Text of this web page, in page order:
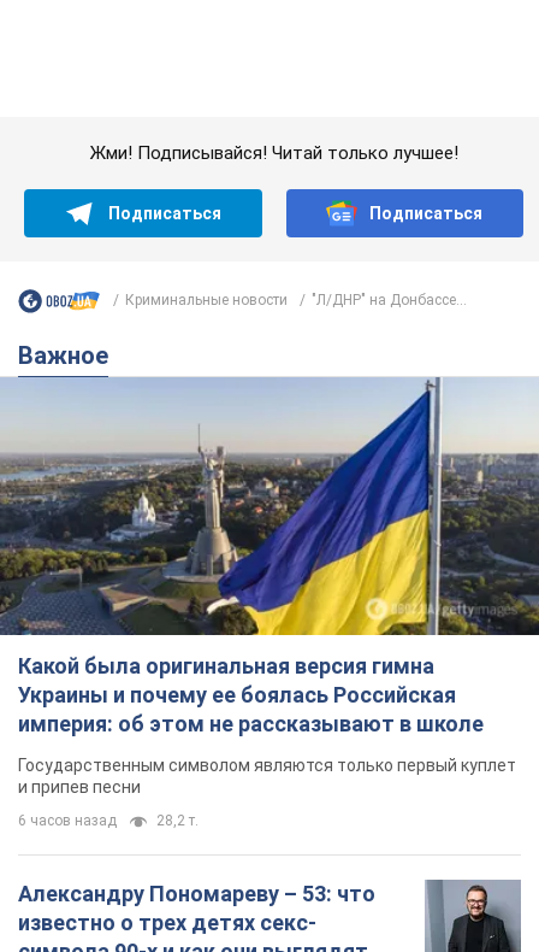
Какой была оригинальная версия гимна
Украины и почему ее боялась Российская
империя: об этом не рассказывают в школе
Государственным символом являются только первый куплет
и припев песни
6 часов назад 28,2 т.
Александру Пономареву – 53: что
известно о трех детях секс-
символа 90-х и как они выглядят
забывал о личном счастье
В ПриватБанке рассказали,
действительны ли доллары 1996
года: принимают ли обменники и